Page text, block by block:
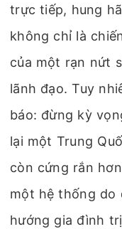
trực tiếp, hung
không chỉ là
của một rạn nứt
lãnh đạo. Tuy
báo: đừng kỳ
lại một Trung
còn cứng rắn
một hệ thống do
hướng gia đình